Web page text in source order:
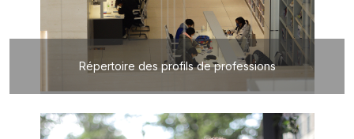
Répertoire des profils de professions